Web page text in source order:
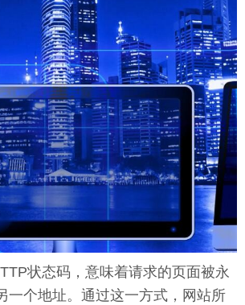
状态码，意味着请求的页面被永
一个地址。通过这一方式，网站所